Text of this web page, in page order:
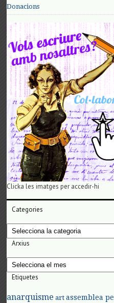
Donacions
Clicka les imatges per accedir-hi
Categories
Categories
Arxius
Arxius
Etiquetes
anarquisme art assemblea